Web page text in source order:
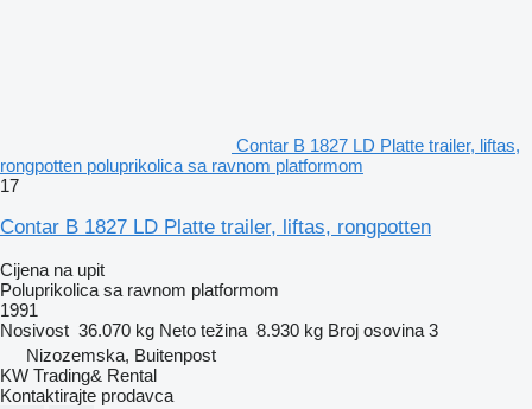
Contar B 1827 LD Platte trailer, liftas,
rongpotten poluprikolica sa ravnom platformom
17
Contar B 1827 LD Platte trailer, liftas, rongpotten
Cijena na upit
Poluprikolica sa ravnom platformom
1991
Nosivost 36.070 kg Neto težina 8.930 kg Broj osovina 3
Nizozemska, Buitenpost
KW Trading& Rental
Kontaktirajte prodavca